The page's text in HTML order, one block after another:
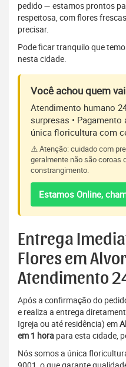
pedido — estamos prontos
respeitosa, com flores
precisar.
Pode ficar tranquilo que
nesta cidade.
Você achou quem
Atendimento humano
surpresas •
única floricultura com
⚠️ Atenção: cuidado com
geralmente não são coroas
constrangimento.
Estamos Online,
Entrega
Flores em
Atendimento
Após a confirmação do
e realiza a entrega
Igreja ou até residência) em
em 1 hora para esta cidade,
Nós somos a única